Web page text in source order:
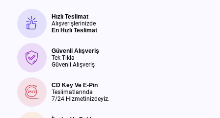
Hızlı Teslimat
Alışverişlerinizde
En Hızlı Teslimat
Güvenli Alışveriş
Tek Tıkla
Güvenli Alışveriş
CD Key Ve E-Pin
Teslimatlarında
7/24 Hizmetinizdeyiz.